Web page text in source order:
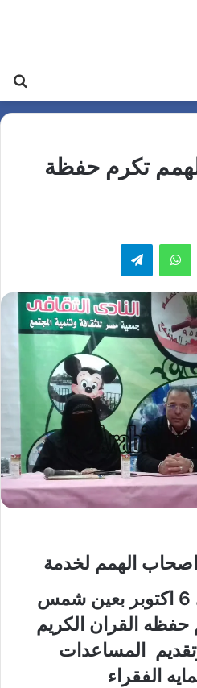
تكرم حفظة
بينتيريست واتساب
عطا
اصحاب الهمم لخدمة
وتنميه المجتمع بنادى 6 اكتوبر بعين شمس
حفظه القران الكريم
المساعدات
الفقراء